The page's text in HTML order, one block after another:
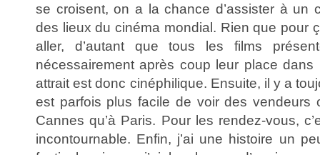
se croisent, on a la chance d’assister à un
des lieux du cinéma mondial. Rien que pour
aller, d’autant que tous les films
nécessairement après coup leur place
attrait est donc cinéphilique. Ensuite, il y a
est parfois plus facile de voir des vendeurs
Cannes qu’à Paris. Pour les rendez-vous,
incontournable. Enfin, j’ai une histoire un